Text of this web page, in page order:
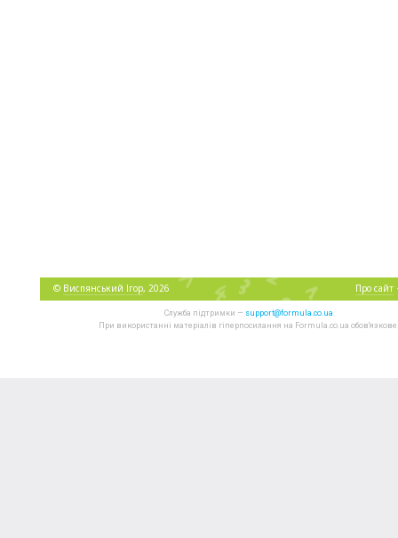
© Виспянський Ігор, 2026 Про сайт
Служба підтримки — support@formula.co.ua
При використанні матеріалів гіперпосилання на Formula.co.ua обов'язкове.